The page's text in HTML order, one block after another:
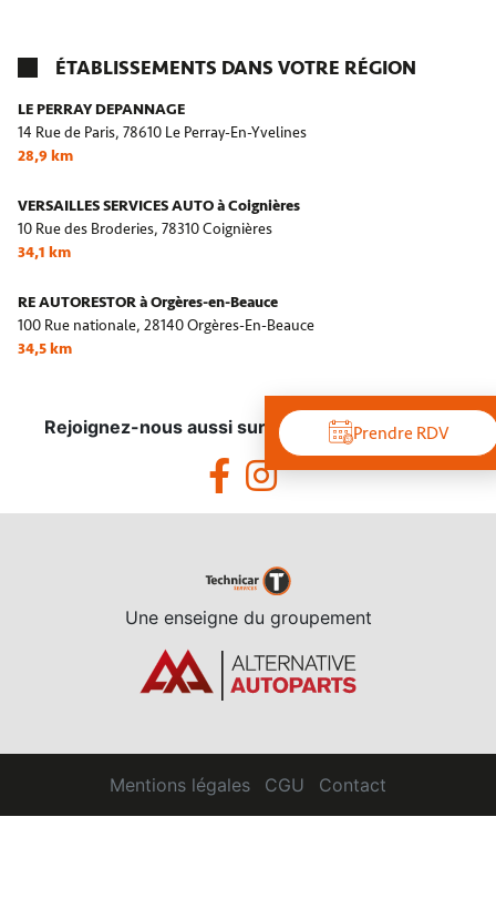
ÉTABLISSEMENTS DANS VOTRE RÉGION
LE PERRAY DEPANNAGE
14 Rue de Paris, 78610 Le Perray-En-Yvelines
28,9 km
VERSAILLES SERVICES AUTO à Coignières
10 Rue des Broderies, 78310 Coignières
34,1 km
RE AUTORESTOR à Orgères-en-Beauce
100 Rue nationale, 28140 Orgères-En-Beauce
34,5 km
Prendre RDV
Rejoignez-nous aussi sur les réseaux sociaux !
Une enseigne du groupement
Mentions légales CGU Contact